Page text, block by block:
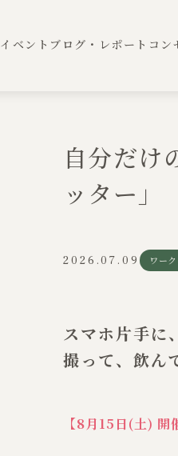
イベント ブログ・レポート コン
自分だけ
ッター」
2026.07.09 ワー
スマホ片手に
撮って、飲ん
【8月15日(土) 開